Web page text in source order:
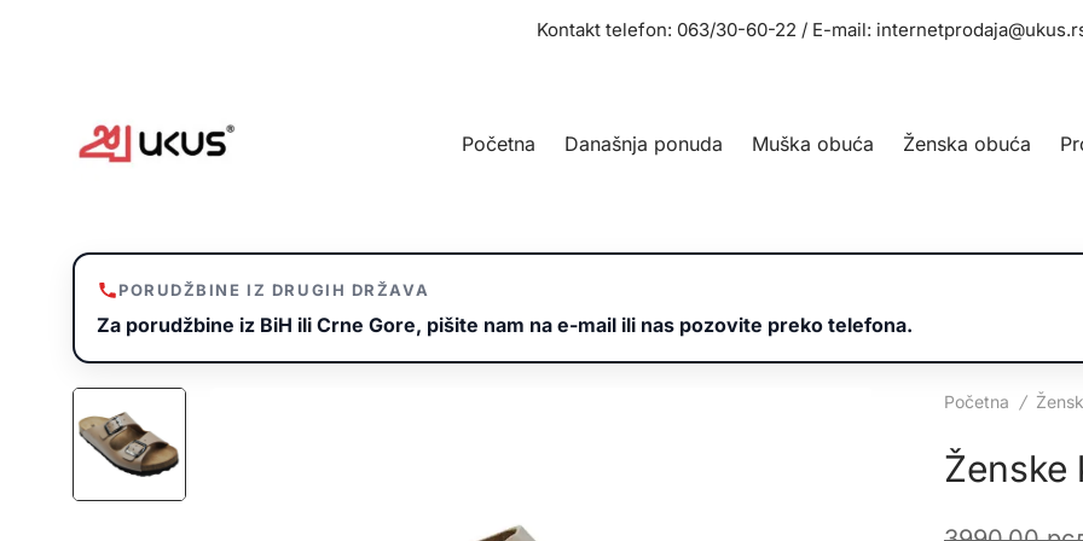
Kontakt telefon: 063/30-60-22 / E-mail:
Početna Današnja ponuda Muška obuća Ženska obuća
PORUDŽBINE IZ DRUGIH DRŽAVA
Za porudžbine iz BiH ili Crne Gore, pišite nam na e-mail ili nas pozovite preko telefona.
Početna /
Ženske